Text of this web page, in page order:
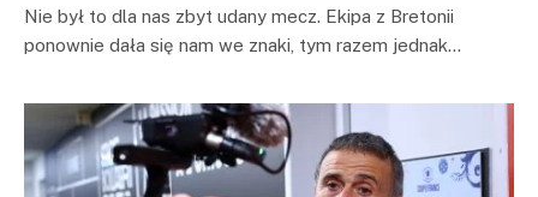
Nie był to dla nas zbyt udany mecz. Ekipa z Bretonii
ponownie dała się nam we znaki, tym razem jednak…